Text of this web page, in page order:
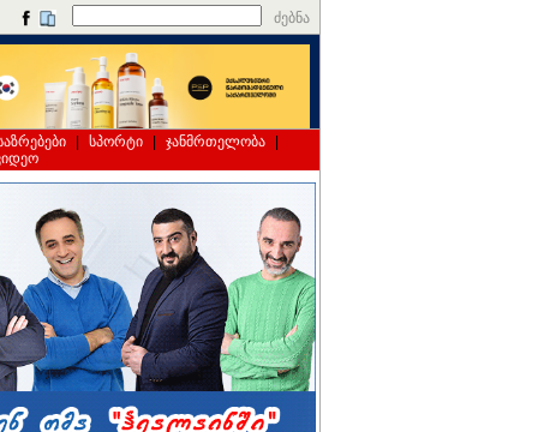
ძებნა
სპორტი ჯანმრთელობა